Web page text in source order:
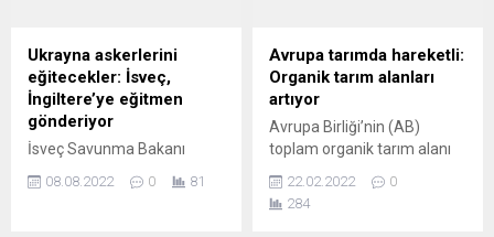
paylaşımda, Doğa ve Azot
Bakanı van der Wal’ın
Hierden’deki evinin önünde
toplanan bir grup çiftçinin
traktörlerle polis barikatını
aşmaya çalışarak...
49’a...
Ukrayna askerlerini
eğitecekler: İsveç,
İngiltere’ye eğitmen
gönderiyor
İsveç Savunma Bakanı
Ukrayna Silahlı Kuvvetlerine
08.08.2022 0 81
Avrupa tarımda hareketli:
Organik tarım alanları
artıyor
Avrupa Birliği’nin (AB)
toplam organik tarım alanı
belirlendi. Avrupa İstatistik
Kurumu (Eurostat), AB üyesi
22.02.2022
0
284